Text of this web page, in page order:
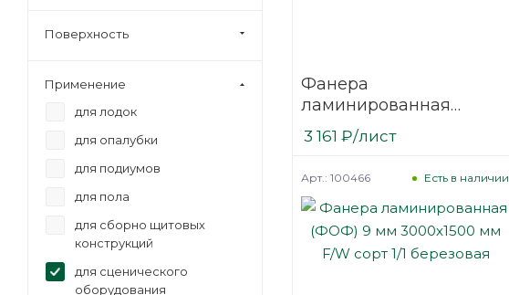
Фанера
ламинированная
(ФОФ) 9 мм 2500х1250
мм F/F сорт 1/1
3 161 ₽/лист
Есть в наличии
Арт.: 100466
Поверхность
Применение
для лодок
для опалубки
для подиумов
для пола
для сборно щитовых
конструкций
для сценического
оборудования